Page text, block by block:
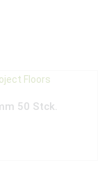
50 Stck.